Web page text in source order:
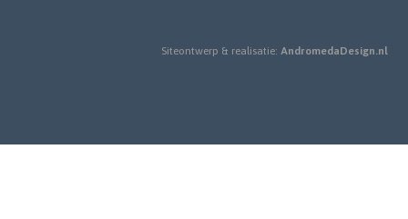
Siteontwerp & realisatie: AndromedaDesign.nl